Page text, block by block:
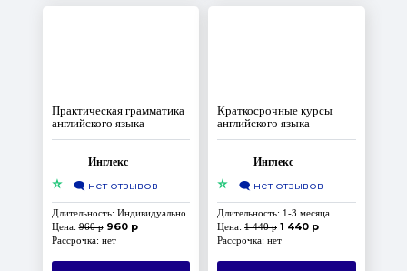
Практическая грамматика
английского языка
Инглекс
⭐ 🗨️ нет отзывов
Длительность: Индивидуально
Цена:960 р 960 р
Рассрочка: нет
Краткосрочные курсы
английского языка
Инглекс
⭐ 🗨️ нет отзывов
Длительность: 1-3 месяца
Цена: 1 440 р 1 440 р
Рассрочка: нет